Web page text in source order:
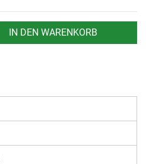
IN DEN WARENKORB